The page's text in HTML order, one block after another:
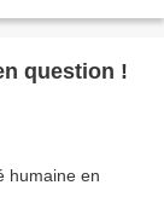
question !